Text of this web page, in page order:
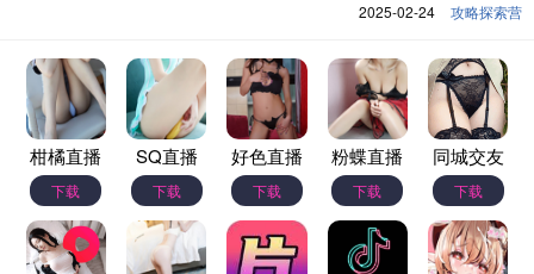
2025-02-24 攻略探索营
柑橘直播
下载
SQ直播
下载
好色直播
下载
粉蝶直播
下载
同城交友
下载